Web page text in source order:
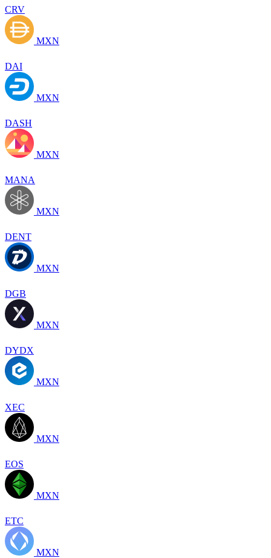
CRV
MXN
DAI
MXN
DASH
MXN
MANA
MXN
DENT
MXN
DGB
MXN
DYDX
MXN
XEC
MXN
EOS
MXN
ETC
MXN